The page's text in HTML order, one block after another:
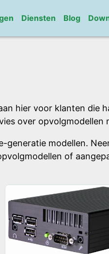
Diensten Blog
hier voor klanten die
over opvolgmodellen
modellen.
of